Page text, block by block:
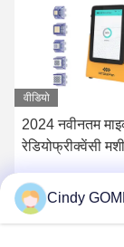
वीडियो
2024 नवीनतम
रेडियोफ्रीक्वेंसी
माइक्रोनेडल एंटी
चीन फैक्टरी
Cindy